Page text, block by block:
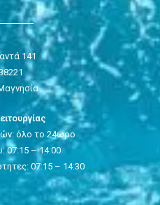
141
όλο το 24ωρο
07:15 – 14:00
07:15 – 14:30